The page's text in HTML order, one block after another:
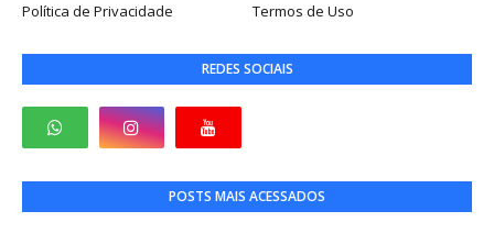
Política de Privacidade Termos de Uso
REDES SOCIAIS
POSTS MAIS ACESSADOS